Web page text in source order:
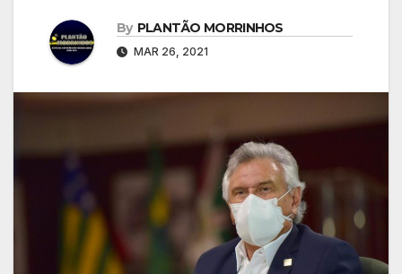
By PLANTÃO MORRINHOS
MAR 26, 2021